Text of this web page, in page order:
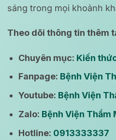
sáng trong mọi khoảnh
Theo dõi thông tin thêm
Chuyên mục: Kiến
Fanpage: Bệnh Viện
Youtube: Bệnh Viện
Zalo: Bệnh Viện Thẩm
Hotline: 0913333337